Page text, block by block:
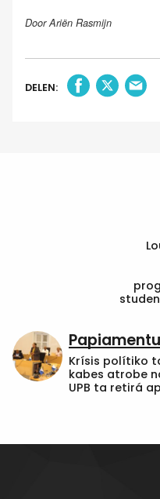
Door Ariën Rasmijn
DELEN:
Krísis polítiko
kabes atrobe
UPB ta retirá